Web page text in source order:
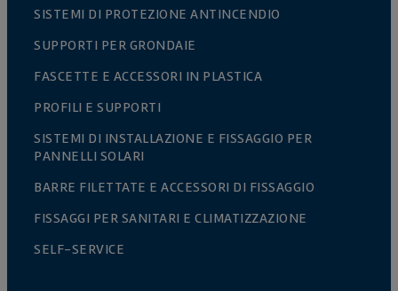
SISTEMI DI PROTEZIONE ANTINCENDIO
SUPPORTI PER GRONDAIE
FASCETTE E ACCESSORI IN PLASTICA
PROFILI E SUPPORTI
SISTEMI DI INSTALLAZIONE E FISSAGGIO PER
PANNELLI SOLARI
BARRE FILETTATE E ACCESSORI DI FISSAGGIO
FISSAGGI PER SANITARI E CLIMATIZZAZIONE
SELF-SERVICE